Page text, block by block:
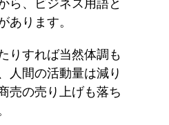
ら、ビジネス用語と
あります。
りすれば当然体調も
人間の活動量は減り
売の売り上げも落ち